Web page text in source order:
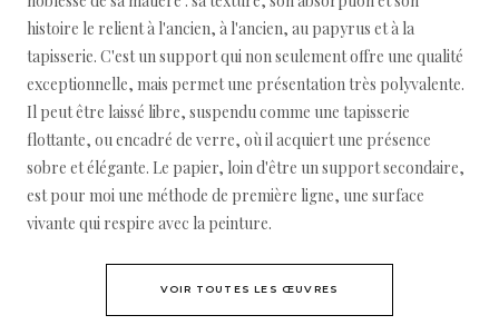
histoire le relient à l'ancien, à l'ancien, au papyrus et à la
tapisserie. C'est un support qui non seulement offre une qualité
exceptionnelle, mais permet une présentation très polyvalente.
Il peut être laissé libre, suspendu comme une tapisserie
flottante, ou encadré de verre, où il acquiert une présence
sobre et élégante. Le papier, loin d'être un support secondaire,
est pour moi une méthode de première ligne, une surface
vivante qui respire avec la peinture.
VOIR TOUTES LES ŒUVRES